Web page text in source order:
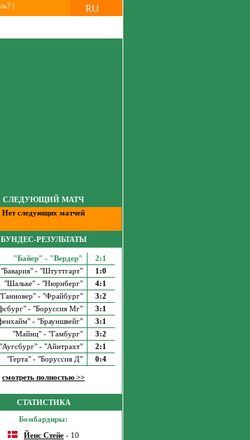
| RU
СЛЕДУЮЩИЙ МАТЧ
Нет следующих матчей
БУНДЕС-РЕЗУЛЬТАТЫ
"Байер" - "Вердер"
2:1
"Бавария" - "Штуттгарт"
1:0
"Шальке" - "Нюрнберг"
4:1
- "Фрайбург"
3:2
- "Боруссия Мг"
3:1
- "Брауншвейг"
3:1
"Майнц" - "Гамбург"
3:2
"Аугсбург" - "Айнтрахт"
2:1
"Герта" - "Боруссия Д"
0:4
смотреть полностью >>
СТАТИСТИКА
Бомбардиры:
Йенс Стейе - 10